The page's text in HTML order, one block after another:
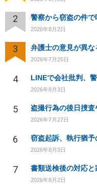
2 警察から窃盗の件
2026年8月2日
3
2026年7月25日
4 LINEで会社批判、
2026年8月3日
5 盗撮行為の後日捜
2026年7月27日
6 窃盗起訴、執行猶予
2026年8月3日
7
2026年8月2日